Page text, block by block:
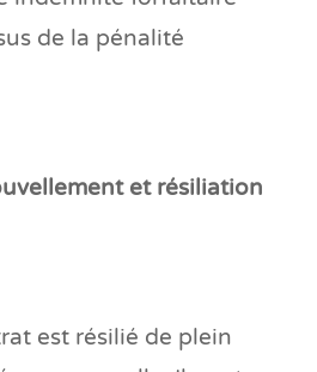
de la pénalité
et résiliation
est résilié de plein